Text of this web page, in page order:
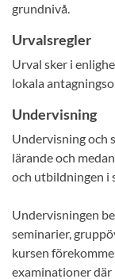
grundnivå.
Urvalsregler
Urval sker i
lokala
Undervisning
Undervisning och
lärande och
och utbildningen i
Undervisningen
seminarier,
kursen
examinationer där